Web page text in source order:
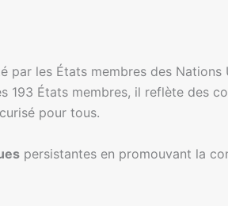
par les États membres des
193 États membres, il reflète des
pour tous.
persistantes en promouvant la